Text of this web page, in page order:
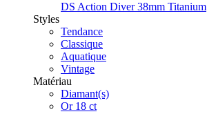
DS Action Diver 38mm Titanium
Styles
Tendance
Classique
Aquatique
Vintage
Matériau
Diamant(s)
Or 18 ct